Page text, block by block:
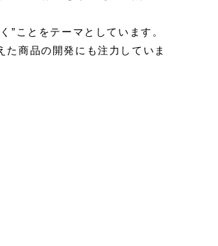
”ことをテーマとしています。
た商品の開発にも注力していま